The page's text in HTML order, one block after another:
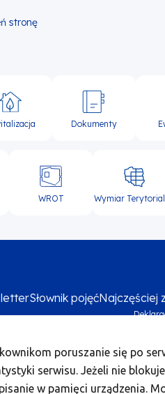
poruszanie się po
serwisu. Jeżeli nie
w pamięci urządzenia.
stronę
Dokumenty
WROT Wymiar
Słownik pojęćNajczęściej